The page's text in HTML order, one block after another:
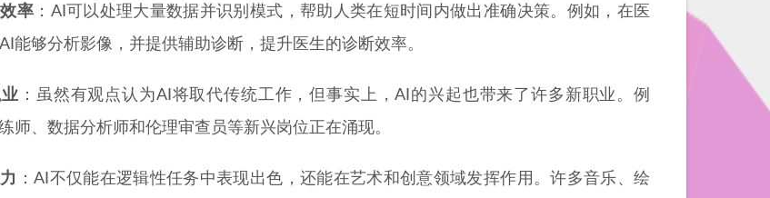
率 ：AI可以处理大量数据并识别模式，帮助人类在短时间内做出准确决策。例如，在医
能够分析影像，并提供辅助诊断，提升医生的诊断效率。
：虽然有观点认为AI将取代传统工作，但事实上，AI的兴起也带来了许多新职业。例
师、数据分析师和伦理审查员等新兴岗位正在涌现。
：AI不仅能在逻辑性任务中表现出色，还能在艺术和创意领域发挥作用。许多音乐、绘